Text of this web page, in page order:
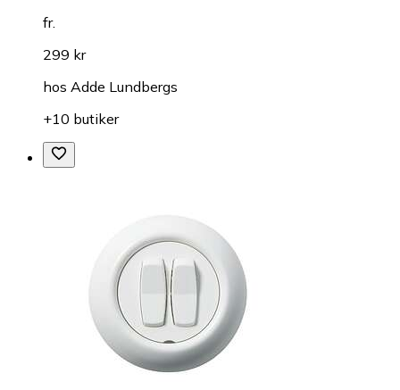
fr.
299 kr
hos Adde Lundbergs
+10 butiker